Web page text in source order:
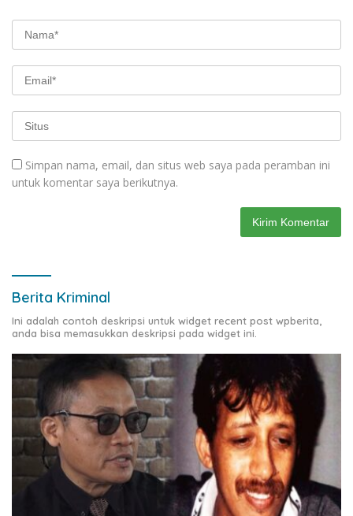
Simpan nama, email, dan situs web saya pada peramban ini
untuk komentar saya berikutnya.
Berita Kriminal
Ini adalah contoh deskripsi untuk widget recent post wpberita,
anda bisa memasukkan deskripsi pada widget ini.